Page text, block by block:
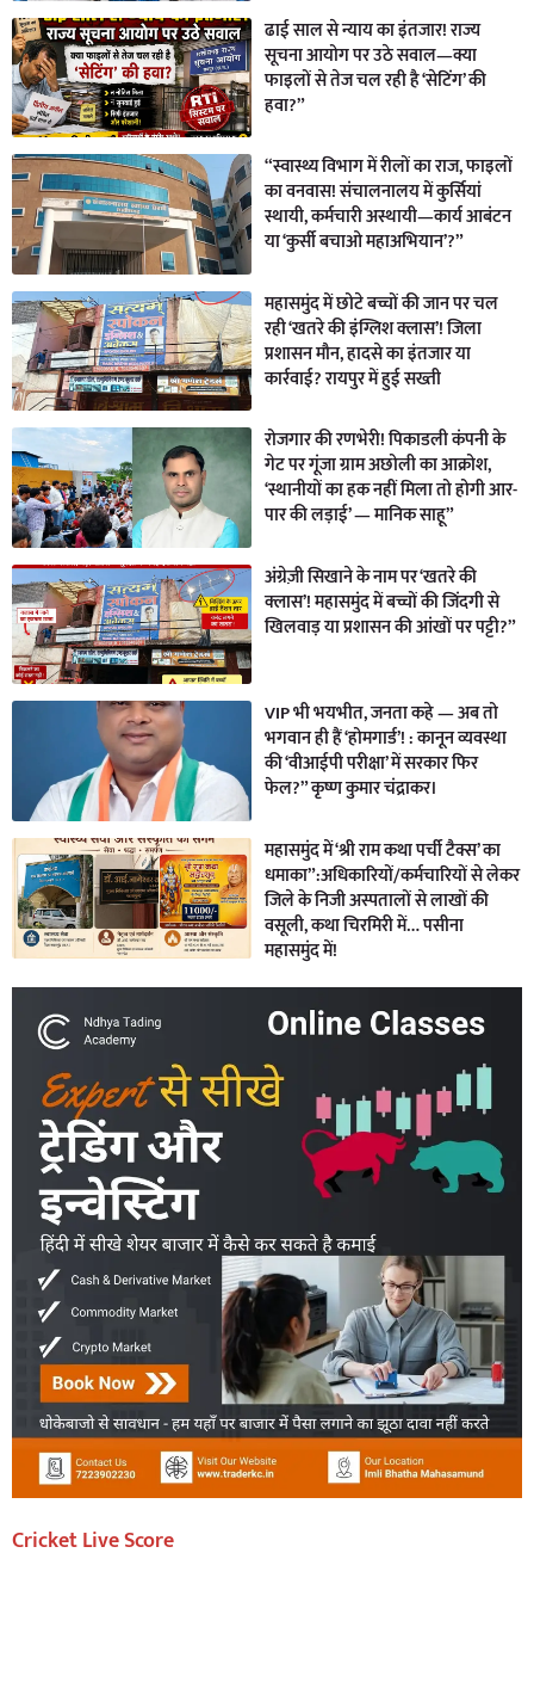
ढाई साल से न्याय का इंतजार! राज्य
सूचना आयोग पर उठे सवाल—क्या
फाइलों से तेज चल रही है ‘सेटिंग’ की
हवा?”
“स्वास्थ्य विभाग में रीलों का राज, फाइलों
का वनवास! संचालनालय में कुर्सियां
स्थायी, कर्मचारी अस्थायी—कार्य आबंटन
या ‘कुर्सी बचाओ महाअभियान’?”
महासमुंद में छोटे बच्चों की जान पर चल
रही ‘खतरे की इंग्लिश क्लास’! जिला
प्रशासन मौन, हादसे का इंतजार या
कार्रवाई? रायपुर में हुई सख्ती
रोजगार की रणभेरी! पिकाडली कंपनी के
गेट पर गूंजा ग्राम अछोली का आक्रोश,
‘स्थानीयों का हक नहीं मिला तो होगी आर-
पार की लड़ाई’ — मानिक साहू”
अंग्रेज़ी सिखाने के नाम पर ‘खतरे की
क्लास’! महासमुंद में बच्चों की जिंदगी से
खिलवाड़ या प्रशासन की आंखों पर पट्टी?”
VIP भी भयभीत, जनता कहे — अब तो
भगवान ही हैं ‘होमगार्ड’! : कानून व्यवस्था
की ‘वीआईपी परीक्षा’ में सरकार फिर
फेल?” कृष्ण कुमार चंद्राकर।
महासमुंद में ‘श्री राम कथा पर्ची टैक्स’ का
धमाका”:अधिकारियों/कर्मचारियों से लेकर
जिले के निजी अस्पतालों से लाखों की
वसूली, कथा चिरमिरी में… पसीना
महासमुंद में!
Cricket Live Score